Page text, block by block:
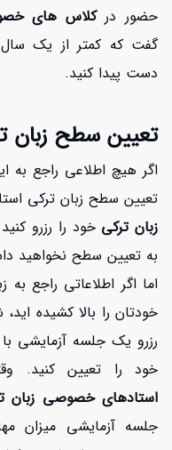
حضور درکلاس های
گفت که کمتر از یک سال
دست پیدا کنید.
تعیین سطح زبان
اگر هیچ اطلاعی راجع به
تعیین سطح زبان ترکی
زبان ترکی خود را رزرو
به تعیین سطح نخواهید
اما اگر اطلاعاتی راجع
خودتان را بالا کشیده
رزرو یک جلسه آزمایشی با
خود را تعیین کنید.
استادهای خصوصی زبان
جلسه آزمایشی میزان